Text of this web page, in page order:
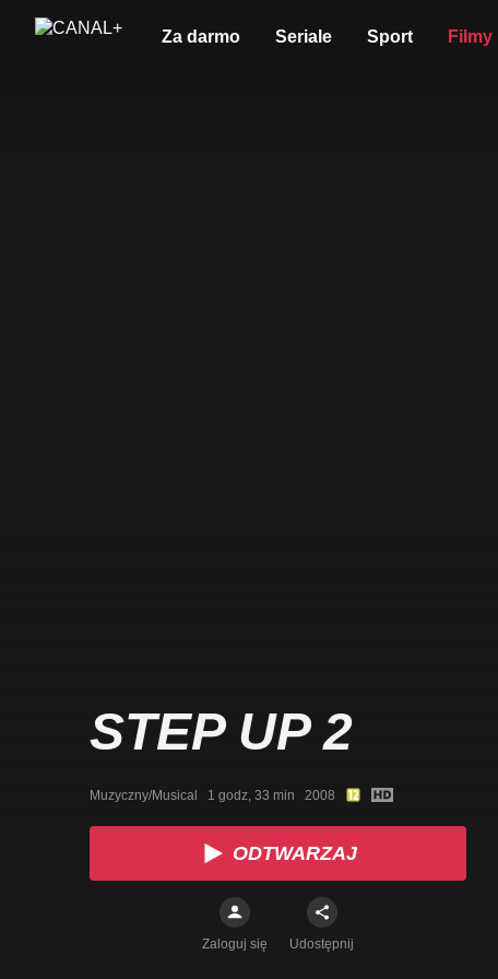
Za darmo Seriale Sport Filmy
STEP UP 2
Muzyczny/Musical   1 godz, 33 min   2008
ODTWARZAJ
Zaloguj się Udostępnij